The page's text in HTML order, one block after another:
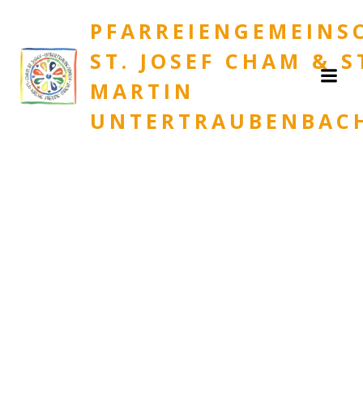
Inhalt
ST. JOSEF CHAM &
MARTIN